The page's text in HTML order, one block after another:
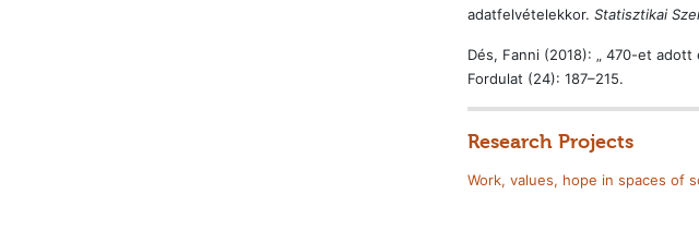
adatfelvételekkor. Statisztikai
Dés, Fanni (2018): „ 470-et
Fordulat (24): 187–215.
Research Projects
Work, values, hope in spaces of